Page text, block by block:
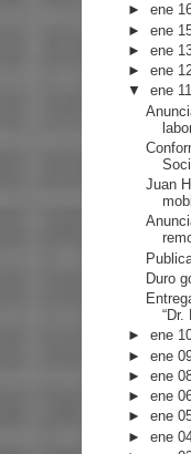
►ene
►ene
►ene
►ene
▼ene
Juan
Duro
“Dr.
►ene
►ene
►ene
►ene
►ene
►ene